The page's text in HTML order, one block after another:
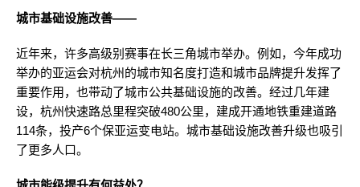
城市基础设施改善——
近年来，许多高级别赛事在长三角城市举办。例如，今年成功
举办的亚运会对杭州的城市知名度打造和城市品牌提升发挥了
重要作用，也带动了城市公共基础设施的改善。经过几年建
设，杭州快速路总里程突破480公里，建成开通地铁重建道路
114条，投产6个保亚运变电站。城市基础设施改善升级也吸引
了更多人口。